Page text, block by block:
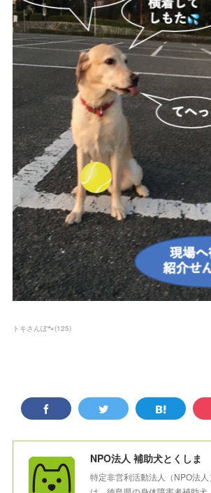
トキさんぽ🐾(125)
NPO法人 補助犬とくしま
特定非営利活動法人（NPO法人